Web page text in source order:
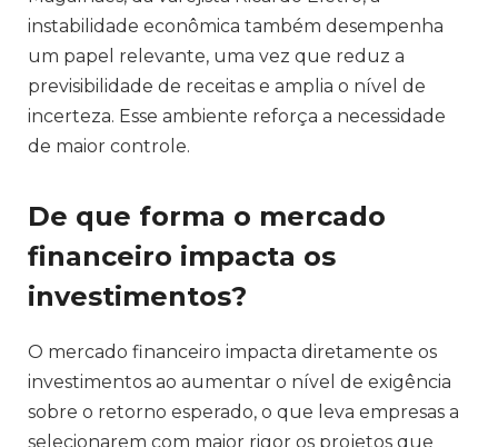
instabilidade econômica também desempenha
um papel relevante, uma vez que reduz a
previsibilidade de receitas e amplia o nível de
incerteza. Esse ambiente reforça a necessidade
de maior controle.
De que forma o mercado
financeiro impacta os
investimentos?
O mercado financeiro impacta diretamente os
investimentos ao aumentar o nível de exigência
sobre o retorno esperado, o que leva empresas a
selecionarem com maior rigor os projetos que